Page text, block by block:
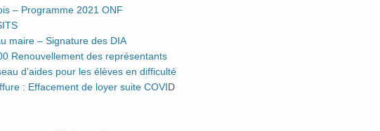
– Programme 2021 ONF
maire – Signature des DIA
Renouvellement des représentants
d’aides pour les élèves en difficulté
: Effacement de loyer suite COVID